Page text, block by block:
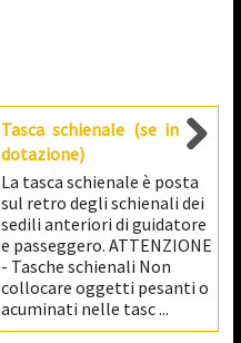
Tasca schienale (se in
dotazione)
La tasca schienale è posta
sul retro degli schienali dei
sedili anteriori di guidatore
e passeggero. ATTENZIONE
- Tasche schienali Non
collocare oggetti pesanti o
acuminati nelle tasc ...